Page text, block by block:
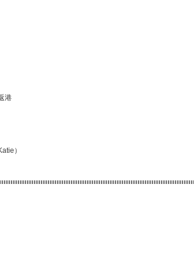
港
）